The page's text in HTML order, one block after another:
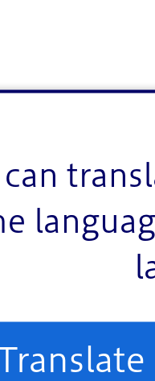
can